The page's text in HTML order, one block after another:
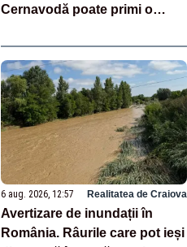
Cernavodă poate primi o
6 aug. 2026, 12:57 Realitatea de Craiova
Avertizare de inundații în
România. Râurile care pot ieși